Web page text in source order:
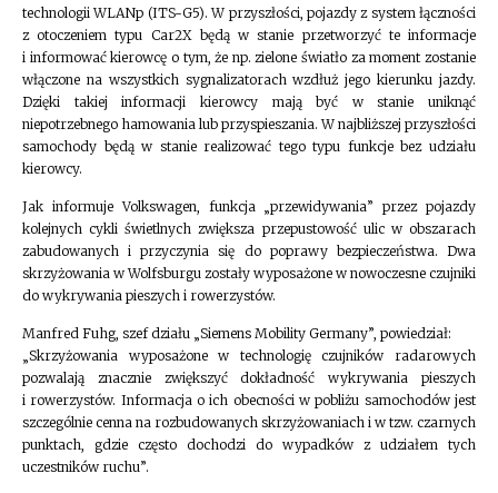
technologii WLANp (ITS-G5). W przyszłości, pojazdy z system łączności
z otoczeniem typu Car2X będą w stanie przetworzyć te informacje
i informować kierowcę o tym, że np. zielone światło za moment zostanie
włączone na wszystkich sygnalizatorach wzdłuż jego kierunku jazdy.
Dzięki takiej informacji kierowcy mają być w stanie uniknąć
niepotrzebnego hamowania lub przyspieszania. W najbliższej przyszłości
samochody będą w stanie realizować tego typu funkcje bez udziału
kierowcy.
Jak informuje Volkswagen, funkcja „przewidywania” przez pojazdy
kolejnych cykli świetlnych zwiększa przepustowość ulic w obszarach
zabudowanych i przyczynia się do poprawy bezpieczeństwa. Dwa
skrzyżowania w Wolfsburgu zostały wyposażone w nowoczesne czujniki
do wykrywania pieszych i rowerzystów.
Manfred Fuhg, szef działu „Siemens Mobility Germany”, powiedział:
„Skrzyżowania wyposażone w technologię czujników radarowych
pozwalają znacznie zwiększyć dokładność wykrywania pieszych
i rowerzystów. Informacja o ich obecności w pobliżu samochodów jest
szczególnie cenna na rozbudowanych skrzyżowaniach i w tzw. czarnych
punktach, gdzie często dochodzi do wypadków z udziałem tych
uczestników ruchu”.